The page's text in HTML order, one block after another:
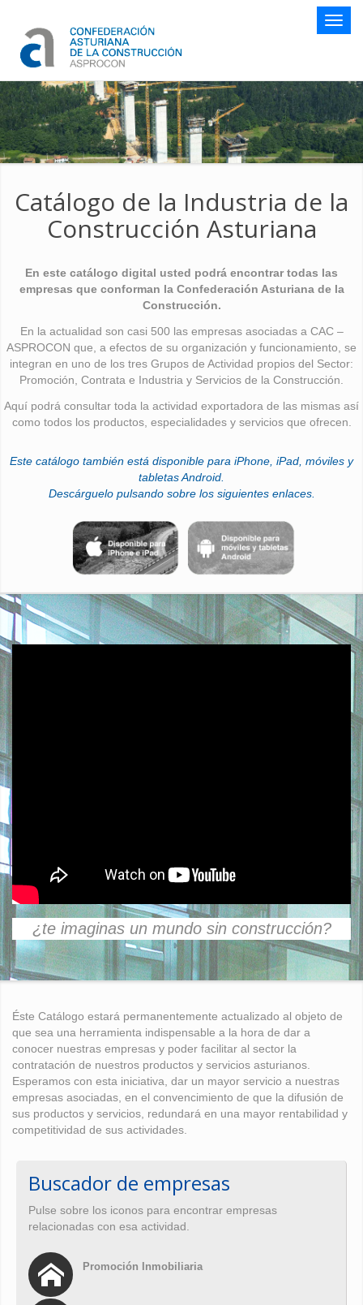
Botón
Catálogo de la Industria de la
Construcción Asturiana
En este catálogo digital usted podrá encontrar todas las
empresas que conforman la Confederación Asturiana de la
Construcción.
En la actualidad son casi 500 las empresas asociadas a CAC –
ASPROCON que, a efectos de su organización y funcionamiento, se
integran en uno de los tres Grupos de Actividad propios del Sector:
Promoción, Contrata e Industria y Servicios de la Construcción.
Aquí podrá consultar toda la actividad exportadora de las mismas así
como todos los productos, especialidades y servicios que ofrecen.
Este catálogo también está disponible para iPhone, iPad, móviles y
tabletas Android.
Descárguelo pulsando sobre los siguientes enlaces.
¿te imaginas un mundo sin construcción?
Éste Catálogo estará permanentemente actualizado al objeto de
que sea una herramienta indispensable a la hora de dar a
conocer nuestras empresas y poder facilitar al sector la
contratación de nuestros productos y servicios asturianos.
Esperamos con esta iniciativa, dar un mayor servicio a nuestras
empresas asociadas, en el convencimiento de que la difusión de
sus productos y servicios, redundará en una mayor rentabilidad y
competitividad de sus actividades.
Buscador de empresas
Pulse sobre los iconos para encontrar empresas
relacionadas con esa actividad.
Promoción Inmobiliaria